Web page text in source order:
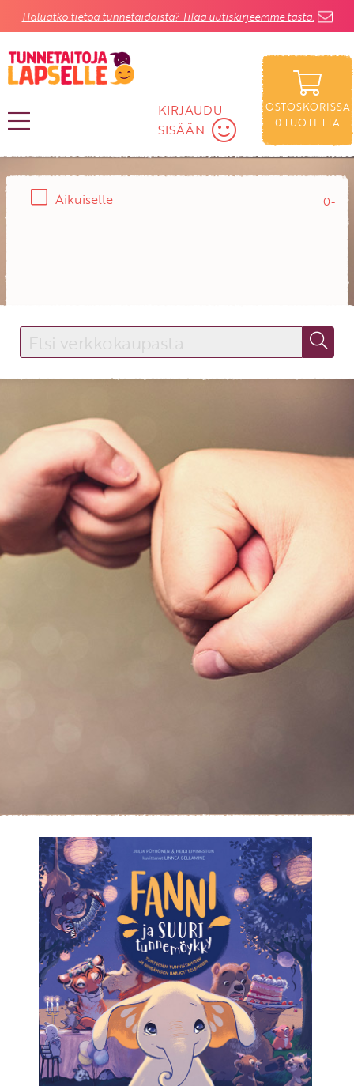
Haluatko tietoa tunnetaidoista? Tilaa uutiskirjeemme tästä.
KIRJAUDU
SISÄÄN
OSTOSKORISSA
0TUOTETTA
Unohtuiko salasana?
Etkö ole vielä asiakkaamme?
Luo asiakastili tästä!
Rajaa
Lapselle
Aikuiselle
Tietokirjat
Satukirjat
Ikä: